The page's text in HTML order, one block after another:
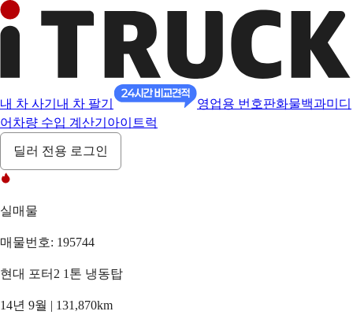
내 차 사기 내 차 팔기 영업용 번호판화물백과미디
어 차량 수입 계산기 아이트럭
딜러 전용 로그인
실매물
매물번호: 195744
현대 포터2 1톤 냉동탑
14년 9월 | 131,870km